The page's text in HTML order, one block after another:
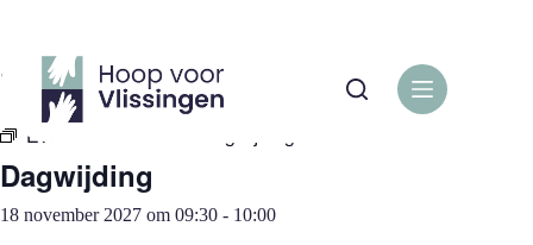
inhoud
« Alle Evenementen
Evenementenreeks:
Dagwijding
18 november 2027 om 09:30 - 10:00